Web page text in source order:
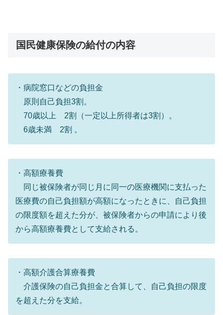
国民健康保険の給付の内容
・病院窓口などの負担金
原則自己負担3割。
70歳以上 2割（一定以上所得者は3割）。
6歳未満 2割 。
・高額療養費
同じ被保険者が同じ月に同一の医療機関に支払った
医療費の自己負担額が高額になったときに、自己負担
の限度額を超えた分が、被保険者からの申請により後
から高額療養費として支給される。
・高額介護合算療養費
介護保険の自己負担金と合算して、自己負担の限度
を超えた分を支給。